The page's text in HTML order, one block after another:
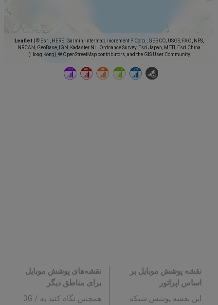
Leaflet
© Esri, HERE, Garmin, Intermap, increment P Corp., GEBCO, USGS, FAO, NPS,
NRCAN, GeoBase, IGN, Kadaster NL, Ordnance Survey, Esri Japan, METI, Esri China
(Hong Kong), © OpenStreetMap contributors, and the GIS User Community
نقشه پوشش موبایل بر
اساس اپراتور
این نقشه پوشش شبکه
نقشه‌های پوشش موبایل
برای مناطق دیگر
همچنین نگاه کنید به 3G /